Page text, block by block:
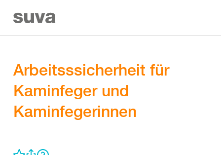
Arbeitsssicherheit für
Kaminfeger und
Kaminfegerinnen